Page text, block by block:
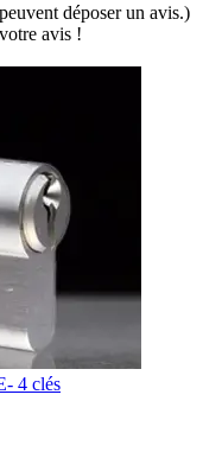
déposer un avis.)
avis !
4 clés